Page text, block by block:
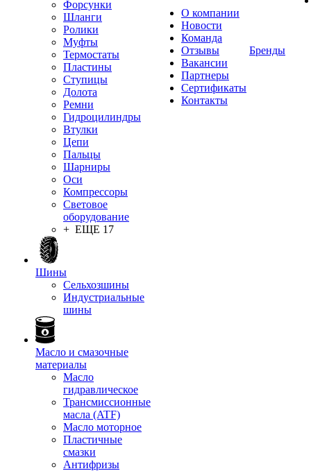
Форсунки
Шланги
Ролики
Муфты
Термостаты
Пластины
Ступицы
Долота
Ремни
Гидроцилиндры
Втулки
Цепи
Пальцы
Шарниры
Оси
Компрессоры
Световое
оборудование
+ ЕЩЕ 17
Шины
Сельхозшины
Индустриальные
шины
Масло и смазочные
материалы
Масло
гидравлическое
Трансмиссионные
масла (ATF)
Масло моторное
Пластичные
смазки
Антифризы
О компании
Новости
Команда
Отзывы
Вакансии
Партнеры
Сертификаты
Контакты
Бренды